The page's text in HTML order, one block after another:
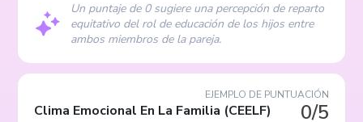
Un puntaje de 0 sugiere una percepción de reparto
equitativo del rol de educación de los hijos entre
ambos miembros de la pareja.
EJEMPLO DE PUNTUACIÓN
0/5
Clima Emocional En La Familia (CEELF)